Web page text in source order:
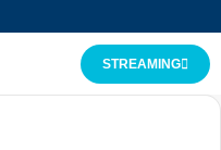
STREAMING